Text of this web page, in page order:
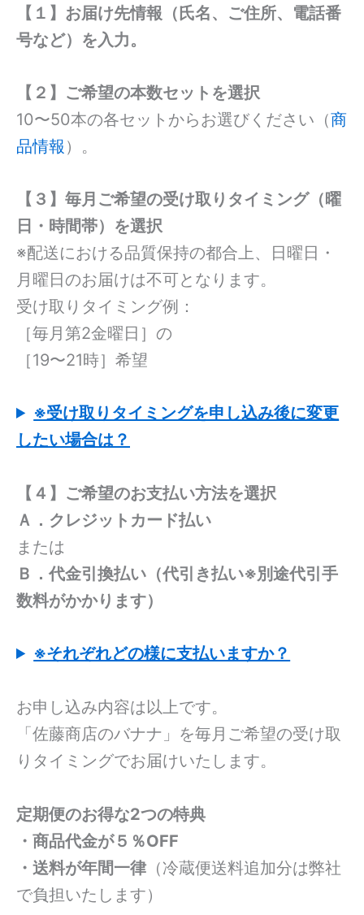
【１】お届け先情報（氏名、ご住所、電話番
号など）を入力。
【２】 ご希望の本数セットを選択
10〜50本の各セットからお選びください（商
品情報 ）。
【３】 毎月ご希望の受け取りタイミング（曜
日・時間帯）を選択
※配送における品質保持の都合上、日曜日・
月曜日のお届けは不可となります。
受け取りタイミング例：
［毎月第2金曜日］の
［19〜21時］希望
※受け取りタイミングを申し込み後に変更
したい場合は？
【４】ご希望のお支払い方法を選択
Ａ．クレジットカード払い
または
Ｂ．代金引換払い（代引き払い※別途代引手
数料がかかります）
※それぞれどの様に支払いますか？
お申し込み内容は以上です。
「佐藤商店のバナナ」を毎月ご希望の受け取
りタイミングでお届けいたします。
定期便のお得な2つの特典
・商品代金が５％OFF
・送料が年間一律 （冷蔵便送料追加分は弊社
で負担いたします）